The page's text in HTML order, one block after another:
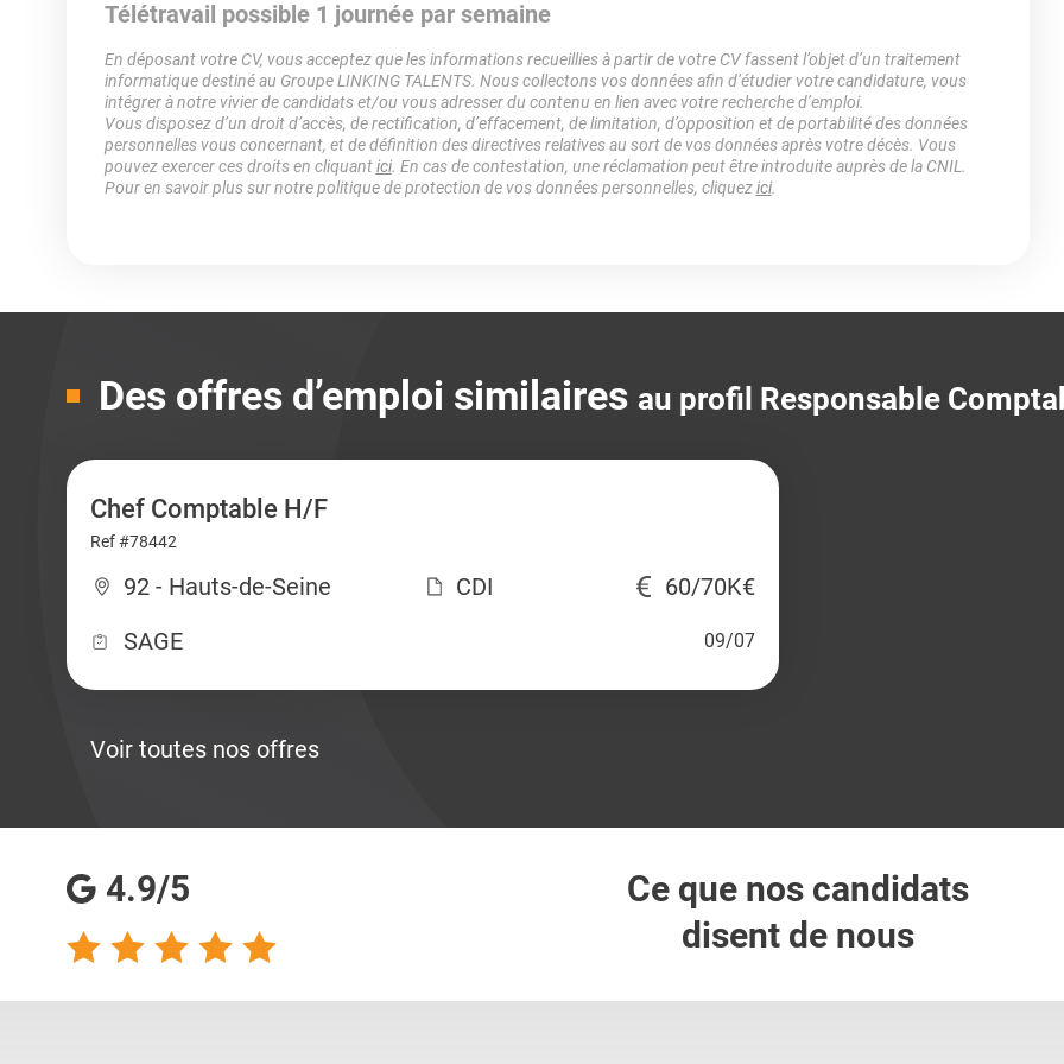
Télétravail possible 1 journée par semaine
En déposant votre CV, vous acceptez que les informations recueillies à partir de votre CV fassent l’objet d’un traitement
informatique destiné au Groupe LINKING TALENTS. Nous collectons vos données afin d’étudier votre candidature, vous
intégrer à notre vivier de candidats et/ou vous adresser du contenu en lien avec votre recherche d’emploi.
Vous disposez d’un droit d’accès, de rectification, d’effacement, de limitation, d’opposition et de portabilité des données
personnelles vous concernant, et de définition des directives relatives au sort de vos données après votre décès. Vous
pouvez exercer ces droits en cliquantici. En cas de contestation, une réclamation peut être introduite auprès de la CNIL.
Pour en savoir plus sur notre politique de protection de vos données personnelles, cliquezici.
Des offres d’emploi similaires au profil Responsable
Chef Comptable H/F
Ref #78442
92 - Hauts-de-Seine CDI
60/70K€
SAGE
09/07
Voir toutes nos offres
4.9/5
Ce que nos candidats
disent de nous